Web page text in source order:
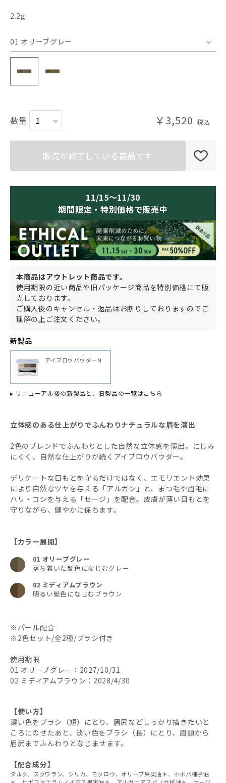
数量 ￥3,520
2.2g
01 オリーブグレー
01 オリーブグレー
販売が終了している商品です
11/15～11/30
期間限定・特別価格で販売中
本商品はアウトレット商品です。
使用期限の近い商品や旧パッケージ商品を特別価格にて販
売しております。
ご購入後のキャンセル・返品はお断りしておりますのでご
理解の上ご注文ください。
新製品
アイブロウパウダーN
▸ リニューアル後の新製品と、旧製品の一覧はこちら
立体感のある仕上がりでふんわりナチュラルな眉を演出
2色のブレンドでふんわりとした自然な立体感を演出。にじみ
にくく、自然な仕上がりが続くアイブロウパウダー。
デリケートな目もとを守るだけではなく、エモリエント効果
により自然なツヤを与える「アルガン」と、まつ毛や眉毛に
ハリ・コシを与える「セージ」を配合。皮膚が薄い目もとを
守りながら、健やかに保ちます。
【カラー展開】
01 オリーブグレー
落ち着いた髪色になじむグレー
02 ミディアムブラウン
明るい髪色になじむブラウン
※パール配合
※2色セット/全2種/ブラシ付き
使用期限
01 オリーブグレー：2027/10/31
02 ミディアムブラウン：2028/4/30
【使い方】
濃い色をブラシ（短）にとり、眉尻などしっかり描きたいと
ころにのせたあと、淡い色をブラシ（長）にとり、眉頭から
眉尻までふんわりとなじませます。
【配合成分】
タルク、スクワラン、シリカ、モクロウ、オリーブ果実油＊、ホホバ種子油